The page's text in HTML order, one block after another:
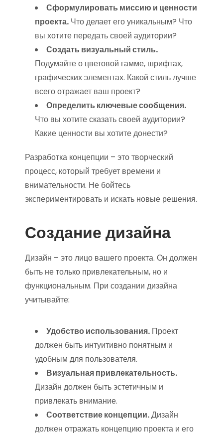
Сформулировать миссию и ценности
проекта. Что делает его уникальным? Что
вы хотите передать своей аудитории?
Создать визуальный стиль.
Подумайте о цветовой гамме, шрифтах,
графических элементах. Какой стиль лучше
всего отражает ваш проект?
Определить ключевые сообщения.
Что вы хотите сказать своей аудитории?
Какие ценности вы хотите донести?
Разработка концепции – это творческий
процесс, который требует времени и
внимательности. Не бойтесь
экспериментировать и искать новые решения.
Создание дизайна
Дизайн – это лицо вашего проекта. Он должен
быть не только привлекательным, но и
функциональным. При создании дизайна
учитывайте:
Удобство использования. Проект
должен быть интуитивно понятным и
удобным для пользователя.
Визуальная привлекательность.
Дизайн должен быть эстетичным и
привлекать внимание.
Соответствие концепции.Дизайн
должен отражать концепцию проекта и его